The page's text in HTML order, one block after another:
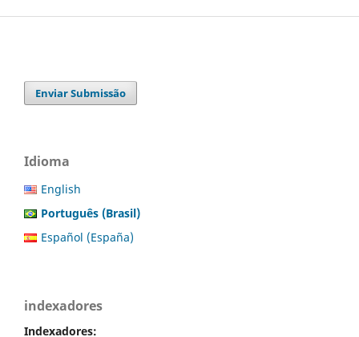
Enviar Submissão
Idioma
English
Português (Brasil)
Español (España)
indexadores
Indexadores: